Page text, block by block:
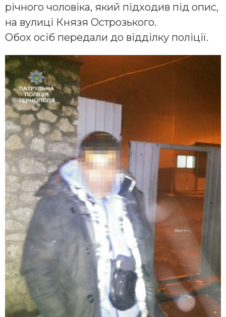
річного чоловіка, який підходив під опис,
на вулиці Князя Острозького.
Обох осіб передали до відділку поліції.